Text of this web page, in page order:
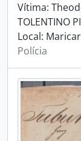
Vítima:
TOLENTINO
Local:
Polícia